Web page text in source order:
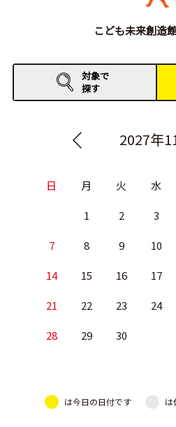
お知らせ
イベントレポート
こども未来創造
対象で
探す
2027年
日 月 火 水
1 2 3
7 8 9 10
14 15 16 17
21 22 23 24
28 29 30
は今日の日付です は